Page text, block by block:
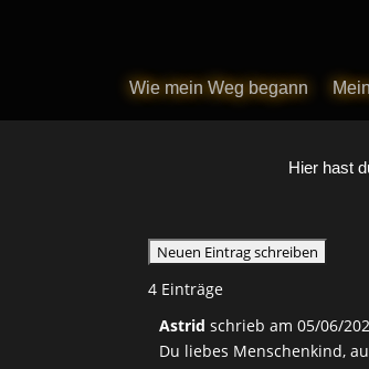
Wie mein Weg begann
Wie mein Weg begann
Hier hast
4 Einträge
Astridschrieb am 05/06/
Du liebes Menschenkind,